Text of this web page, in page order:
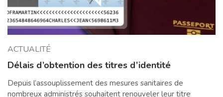
ACTUALITÉ
Délais d’obtention des titres d’identité
Depuis l’assouplissement des mesures sanitaires de
nombreux administrés souhaitent renouveler leur titre